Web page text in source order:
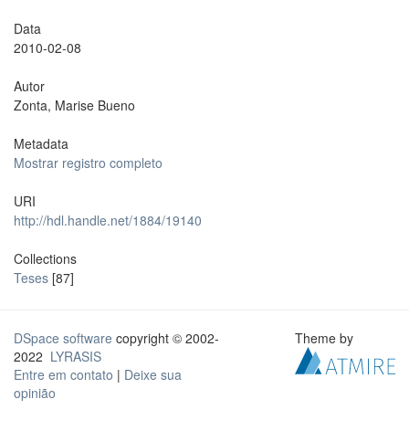
Data
2010-02-08
Autor
Zonta, Marise Bueno
Metadata
Mostrar registro completo
URI
http://hdl.handle.net/1884/19140
Collections
Teses [87]
DSpace software copyright © 2002-
2022 LYRASIS
Entre em contato | Deixe sua
opinião
Theme by